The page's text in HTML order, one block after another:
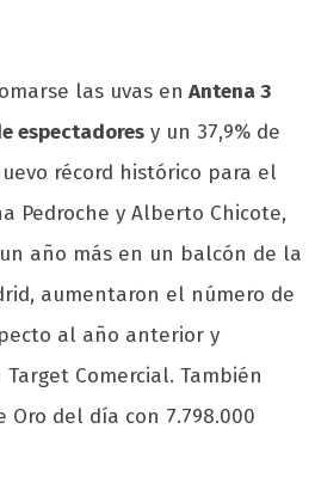
las uvas en Antena 3
espectadores y un 37,9% de
récord histórico para el
Pedroche y Alberto Chicote,
año más en un balcón de la
aumentaron el número de
al año anterior y
Comercial. También
Oro del día con 7.798.000